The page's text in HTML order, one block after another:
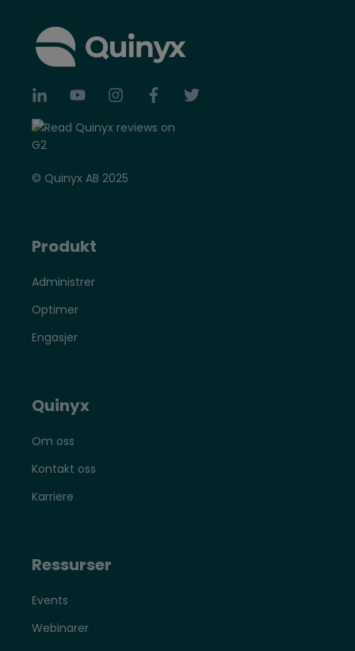
© Quinyx AB 2025
Produkt
Administrer
Optimer
Engasjer
Quinyx
Om oss
Kontakt oss
Karriere
Ressurser
Events
Webinarer